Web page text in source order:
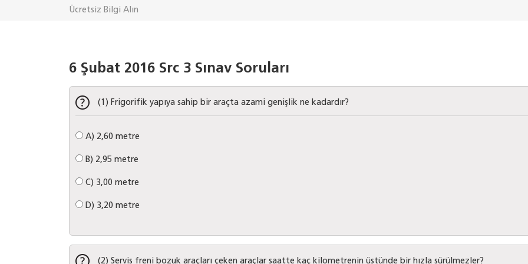
Ücretsiz Bilgi Alın
6 Şubat 2016 Src 3 Sınav Soruları
(1) Frigorifik yapıya sahip bir araçta azami genişlik ne kadardır?
A) 2,60 metre
B) 2,95 metre
C) 3,00 metre
D) 3,20 metre
(2) Servis freni bozuk araçları çeken araçlar saatte kaç kilometrenin üstünde bir hızla sürülmezler?